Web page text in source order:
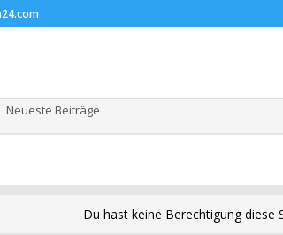
Neueste Beiträge
Du hast keine Berechtigung diese